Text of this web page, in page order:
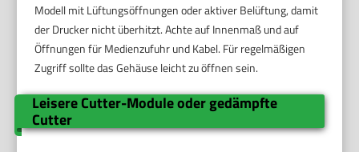
Modell mit Lüftungsöffnungen oder aktiver Belüftung, damit
der Drucker nicht überhitzt. Achte auf Innenmaß und auf
Öffnungen für Medienzufuhr und Kabel. Für regelmäßigen
Zugriff sollte das Gehäuse leicht zu öffnen sein.
Leisere Cutter-Module oder gedämpfte
Cutter